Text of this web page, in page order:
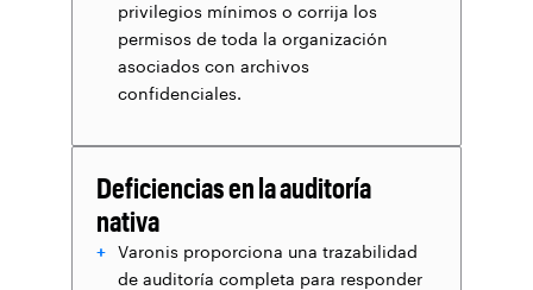
privilegios mínimos o corrija los
permisos de toda la organización
asociados con archivos
confidenciales.
Deficiencias en la auditoría
nativa
Varonis proporciona una trazabilidad
de auditoría completa para responder